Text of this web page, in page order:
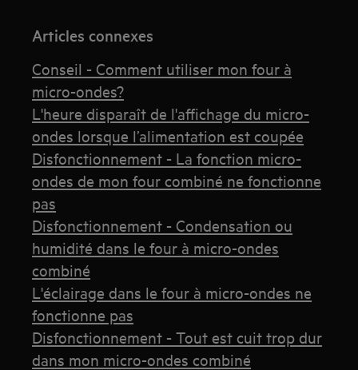
Articles connexes
Conseil - Comment utiliser mon four à
micro-ondes?
L'heure disparaît de l'affichage du micro-
ondes lorsque l’alimentation est coupée
Disfonctionnement - La fonction micro-
ondes de mon four combiné ne fonctionne
pas
Disfonctionnement - Condensation ou
humidité dans le four à micro-ondes
combiné
L'éclairage dans le four à micro-ondes ne
fonctionne pas
Disfonctionnement - Tout est cuit trop dur
dans mon micro-ondes combiné